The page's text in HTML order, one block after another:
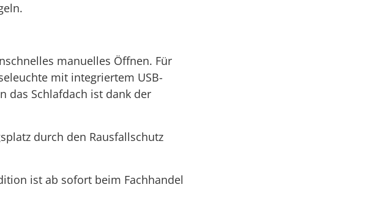
manuelles Öffnen. Für
mit integriertem USB-
das Schlafdach ist dank der
durch den Rausfallschutz
ist ab sofort beim Fachhandel